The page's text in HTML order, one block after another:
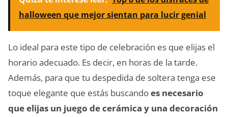
halloween que mejor sientan para lucir genial
Lo ideal para este tipo de celebración es que elijas el
horario adecuado. Es decir, en horas de la tarde.
Además, para que tu despedida de soltera tenga ese
toque elegante que estás buscandoes necesario
que elijas un juego de cerámica y una decoración